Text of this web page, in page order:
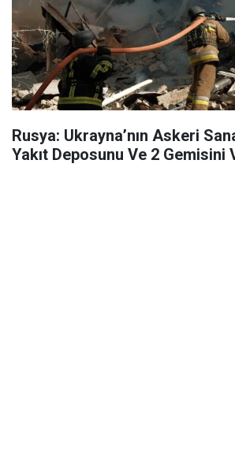
Rusya: Ukrayna’nın Askeri
Yakıt Deposunu Ve 2 Gemisini